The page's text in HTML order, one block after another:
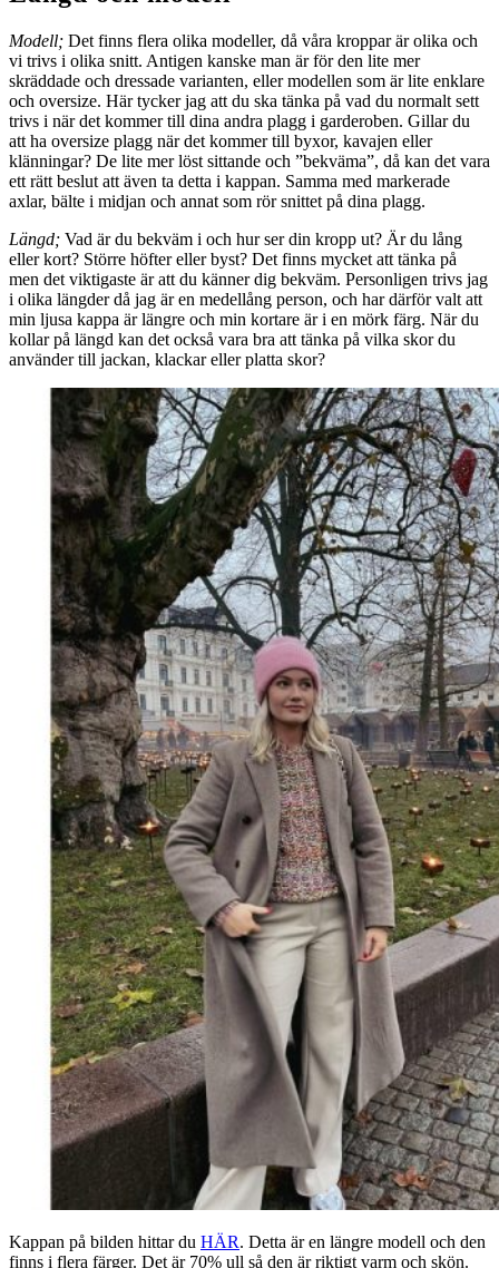
Modell; Det finns flera olika modeller, då våra kroppar är olika och
vi trivs i olika snitt. Antigen kanske man är för den lite mer
skräddade och dressade varianten, eller modellen som är lite enklare
och oversize. Här tycker jag att du ska tänka på vad du normalt sett
trivs i när det kommer till dina andra plagg i garderoben. Gillar du
att ha oversize plagg när det kommer till byxor, kavajen eller
klänningar? De lite mer löst sittande och ”bekväma”, då kan det vara
ett rätt beslut att även ta detta i kappan. Samma med markerade
axlar, bälte i midjan och annat som rör snittet på dina plagg.
Längd; Vad är du bekväm i och hur ser din kropp ut? Är du lång
eller kort? Större höfter eller byst? Det finns mycket att tänka på
men det viktigaste är att du känner dig bekväm. Personligen trivs jag
i olika längder då jag är en medellång person, och har därför valt att
min ljusa kappa är längre och min kortare är i en mörk färg. När du
kollar på längd kan det också vara bra att tänka på vilka skor du
använder till jackan, klackar eller platta skor?
Kappan på bilden hittar du HÄR. Detta är en längre modell och den
finns i flera färger. Det är 70% ull så den är riktigt varm och skön.